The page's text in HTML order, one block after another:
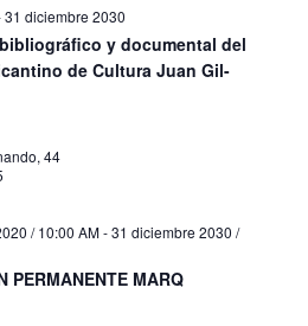
31 diciembre 2030
y documental del
de Cultura Juan Gil-
44
/ 10:00 AM-31 diciembre 2030 /
PERMANENTE MARQ